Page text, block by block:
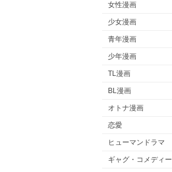
女性漫画
少女漫画
青年漫画
少年漫画
TL漫画
BL漫画
オトナ漫画
恋愛
ヒューマンドラマ
ギャグ・コメディー